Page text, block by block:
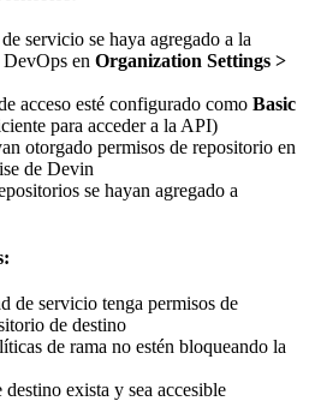
servicio se haya agregado a la
en Organization Settings >
acceso esté configurado como Basic
para acceder a la API)
otorgado permisos de repositorio en
de Devin
se hayan agregado a
de servicio tenga permisos de
de destino
de rama no estén bloqueando la
exista y sea accesible